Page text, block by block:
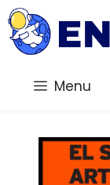
Saltar
al
contenido
Menu